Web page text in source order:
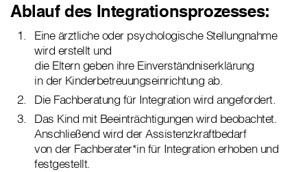
Ablauf des Integrationsprozesses:
Eine ärztliche oder psychologische Stellungnahme
wird erstellt und
die Eltern geben ihre Einverständniserklärung
in der Kinderbetreuungseinrichtung ab.
Die Fachberatung für Integration wird angefordert.
Das Kind mit Beeinträchtigungen wird beobachtet.
Anschließend wird der Assistenzkraftbedarf
von der Fachberater*in für Integration erhoben und
festgestellt.